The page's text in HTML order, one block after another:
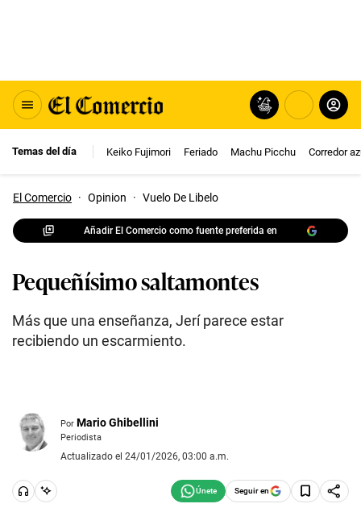
Temas del día Keiko Fujimori Feriado Machu Picchu Corredor
El Comercio · Opinion · Vuelo De Libelo
Añadir El Comercio como fuente preferida en
Pequeñísimo saltamontes
Más que una enseñanza, Jerí parece estar
recibiendo un escarmiento.
Por Mario Ghibellini
Periodista
Actualizado el 24/01/2026, 03:00 a.m.
Seguir en